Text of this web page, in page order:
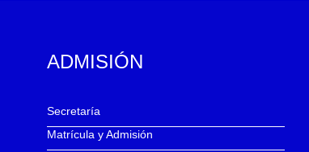
ADMISIÓN
Secretaría
Matrícula y Admisión